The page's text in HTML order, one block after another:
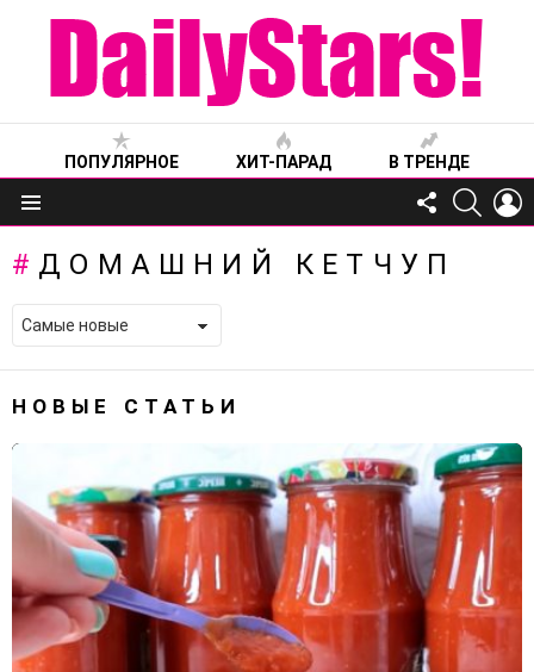
ПОПУЛЯРНОЕ ХИТ-ПАРАД В ТРЕНДЕ
Меню
FOLLOW
US
ДОМАШНИЙ КЕТЧУП
НОВЫЕ СТАТЬИ